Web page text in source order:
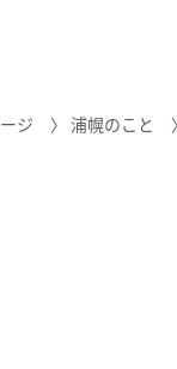
ジ 〉 浦幌のこと